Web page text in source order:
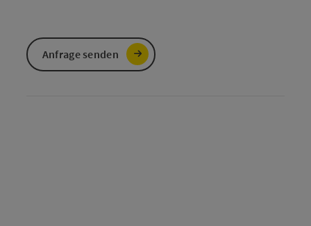
Anfrage senden